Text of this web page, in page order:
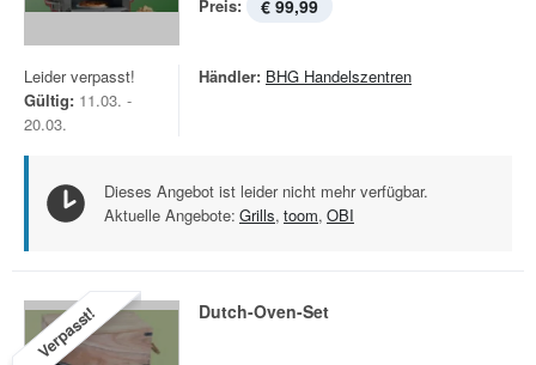
Preis: € 99,99
Leider verpasst!
Gültig: 11.03. -
20.03.
Händler: BHG Handelszentren
Dieses Angebot ist leider nicht mehr verfügbar.
Aktuelle Angebote: Grills, toom, OBI
Verpasst! Dutch-Oven-Set